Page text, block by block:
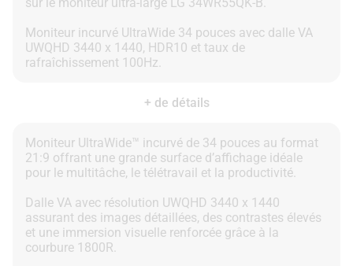
Moniteur incurvé UltraWide 34 pouces avec dalle VA
UWQHD 3440 x 1440, HDR10 et taux de
+ de détails
Moniteur UltraWide™ incurvé de 34 pouces au format
21:9 offrant une grande surface d’affichage idéale
pour le multitâche, le télétravail et la productivité.
Dalle VA avec résolution UWQHD 3440 x 1440
assurant des images détaillées, des contrastes élevés
et une immersion visuelle renforcée grâce à la
courbure 1800R.